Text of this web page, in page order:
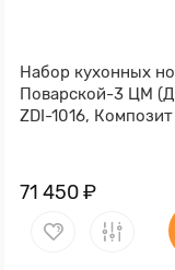
Набор кухонных
Поварской-3 ЦМ
ZDI-1016, Композит
Алюминий)
71 450 ₽